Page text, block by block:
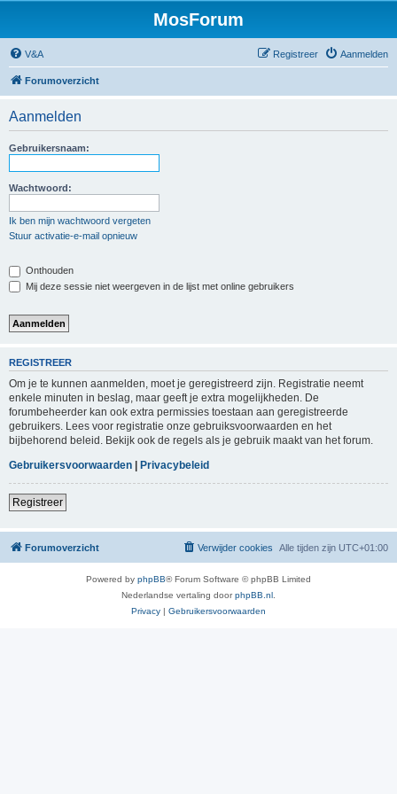
MosForum
V&A Aanmelden
Registreer
Forumoverzicht
Aanmelden
Gebruikersnaam:
Wachtwoord:
Ik ben mijn wachtwoord vergeten
Stuur activatie-e-mail opnieuw
Onthouden
Mij deze sessie niet weergeven in de lijst met online gebruikers
REGISTREER
Om je te kunnen aanmelden, moet je geregistreerd zijn. Registratie neemt
enkele minuten in beslag, maar geeft je extra mogelijkheden. De
forumbeheerder kan ook extra permissies toestaan aan geregistreerde
gebruikers. Lees voor registratie onze gebruiksvoorwaarden en het
bijbehorend beleid. Bekijk ook de regels als je gebruik maakt van het forum.
Gebruikersvoorwaarden | Privacybeleid
Registreer
Forumoverzicht Alle tijden zijn UTC+01:00
Verwijder cookies
Powered by phpBB® Forum Software © phpBB Limited
Nederlandse vertaling doorphpBB.nl
Privacy | Gebruikersvoorwaarden